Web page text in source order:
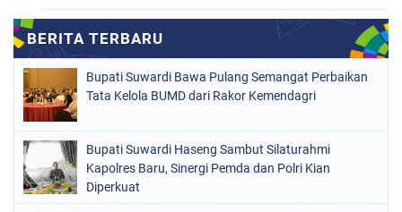
(78)
NASIONAL (748)
ORGANISASI
PERISTIWA
POLITIK
POLRI
Bupati Suwardi Bawa Pulang Semangat Perbaikan
Tata Kelola BUMD dari Rakor Kemendagri
Bupati Suwardi Haseng Sambut Silaturahmi
Kapolres Baru, Sinergi Pemda dan Polri Kian
Diperkuat